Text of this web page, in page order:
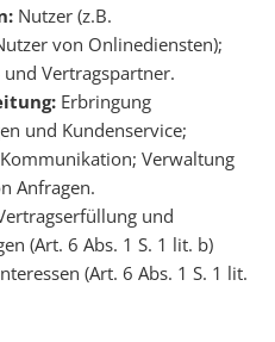
Nutzer (z.B.
von Onlinediensten);
Vertragspartner.
Erbringung
und Kundenservice;
Verwaltung
Anfragen.
und
(Art. 6 Abs. 1 S. 1 lit. b)
(Art. 6 Abs. 1 S. 1 lit.